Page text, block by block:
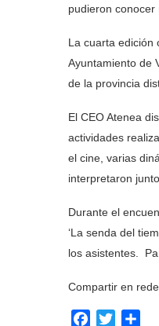
pudieron conocer
La cuarta edición
Ayuntamiento de
de la provincia
El CEO Atenea
actividades
el cine, varias
interpretaron
Durante el
‘La senda del
los asistentes.
Compartir en
Facebook
Twitter